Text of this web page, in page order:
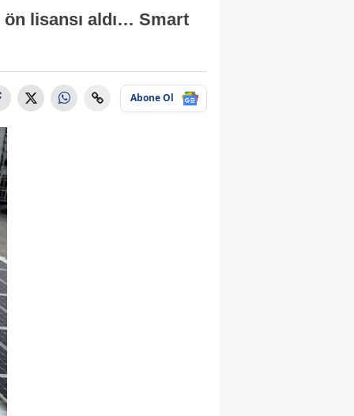
lisansı aldı… Smart
Abone Ol